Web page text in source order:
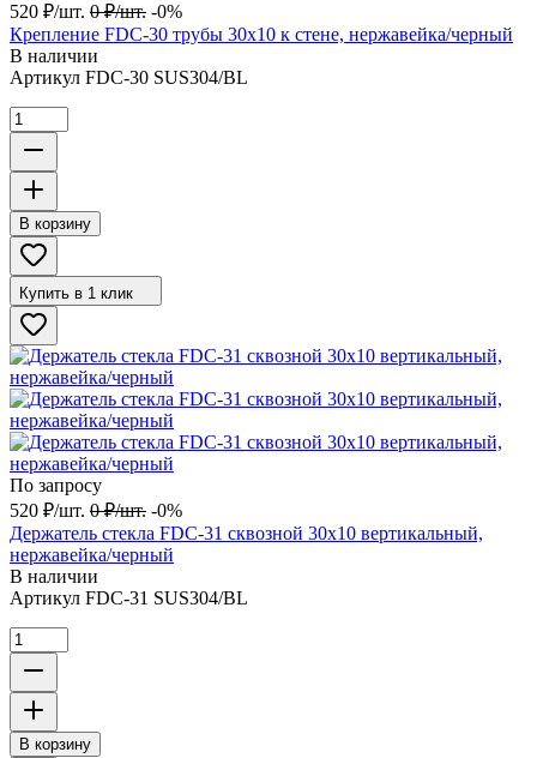
520 ₽/шт. 0 ₽/шт. -0%
Крепление FDC-30 трубы 30х10 к стене, нержавейка/черный
В наличии
Артикул FDC-30 SUS304/BL
В корзину
Купить в 1 клик
По запросу
520 ₽/шт. 0 ₽/шт. -0%
Держатель стекла FDC-31 сквозной 30х10 вертикальный,
нержавейка/черный
В наличии
Артикул FDC-31 SUS304/BL
В корзину